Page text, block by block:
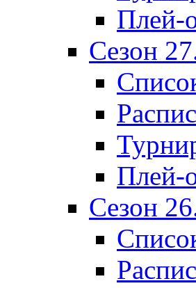
Плей-
Сезон
Плей-
Сезон